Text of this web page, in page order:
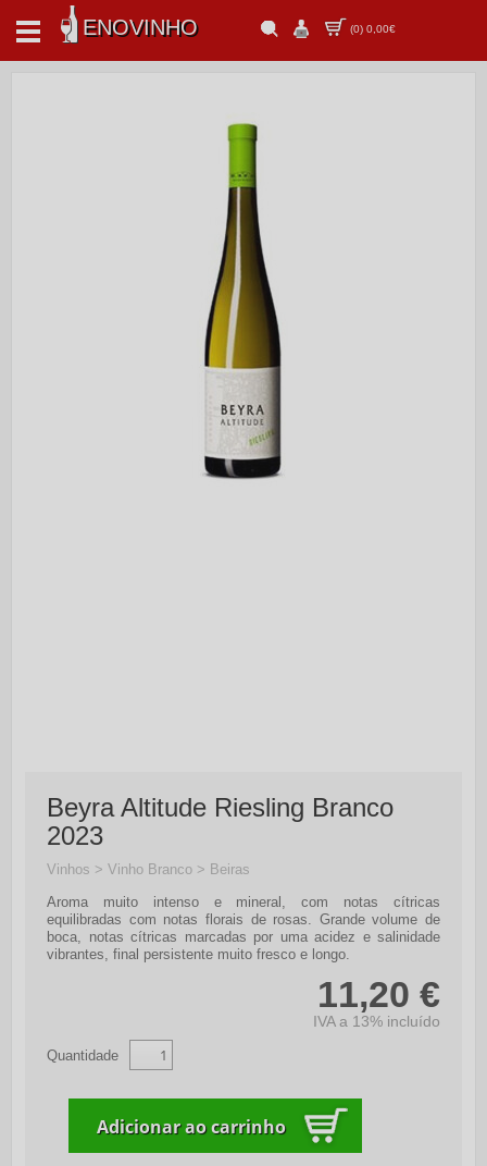
ENOVINHO (0) 0,00€
Beyra Altitude Riesling Branco
2023
Vinhos > Vinho Branco > Beiras
Aroma muito intenso e mineral, com notas cítricas
equilibradas com notas florais de rosas. Grande volume de
boca, notas cítricas marcadas por uma acidez e salinidade
vibrantes, final persistente muito fresco e longo.
11,20 €
IVA a 13% incluído
Quantidade